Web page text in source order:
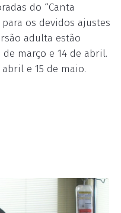
do “Canta
os devidos ajustes
adulta estão
março e 14 de abril.
abril e 15 de maio.